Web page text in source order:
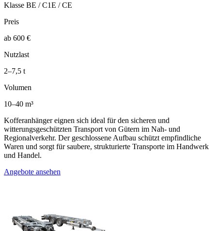
Klasse BE / C1E / CE
Preis
ab 600 €
Nutzlast
2–7,5 t
Volumen
10–40 m³
Kofferanhänger eignen sich ideal für den sicheren und
witterungsgeschützten Transport von Gütern im Nah- und
Regionalverkehr. Der geschlossene Aufbau schützt empfindliche
Waren und sorgt für saubere, strukturierte Transporte im Handwerk
und Handel.
Angebote ansehen